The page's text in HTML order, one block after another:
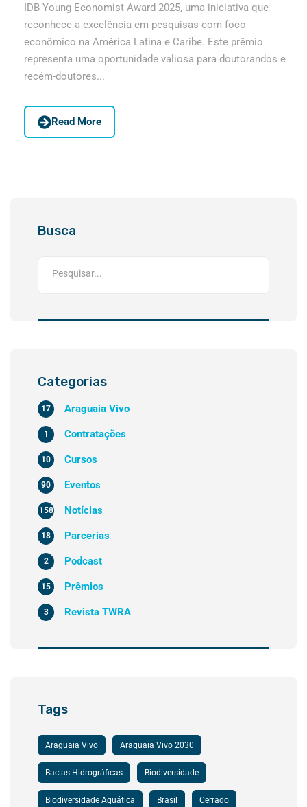
IDB Young Economist Award 2025, uma iniciativa que
reconhece a excelência em pesquisas com foco
econômico na América Latina e Caribe. Este prêmio
representa uma oportunidade valiosa para doutorandos e
recém-doutores...
Read More
Busca
Categorias
Araguaia Vivo
17
Contratações
1
Cursos
10
Eventos
90
Notícias
158
Parcerias
18
Podcast
2
Prêmios
15
Revista TWRA
3
Tags
Araguaia Vivo Araguaia Vivo 2030
Bacias Hidrográficas Biodiversidade
Biodiversidade Aquática Brasil Cerrado